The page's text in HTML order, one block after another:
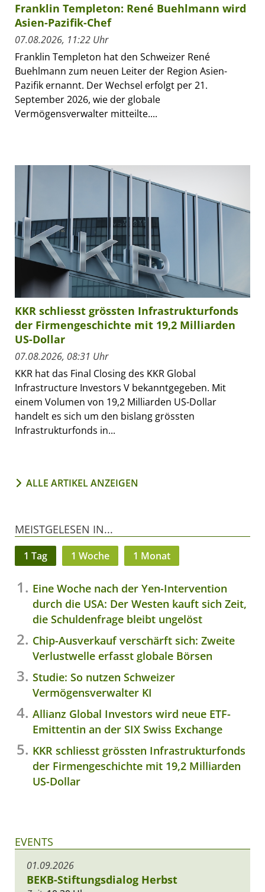
Franklin Templeton: René Buehlmann wird
Asien-Pazifik-Chef
07.08.2026, 11:22 Uhr
Franklin Templeton hat den Schweizer René
Buehlmann zum neuen Leiter der Region Asien-
Pazifik ernannt. Der Wechsel erfolgt per 21.
September 2026, wie der globale
Vermögensverwalter mitteilte....
KKR schliesst grössten Infrastrukturfonds
der Firmengeschichte mit 19,2 Milliarden
US-Dollar
07.08.2026, 08:31 Uhr
KKR hat das Final Closing des KKR Global
Infrastructure Investors V bekanntgegeben. Mit
einem Volumen von 19,2 Milliarden US-Dollar
handelt es sich um den bislang grössten
Infrastrukturfonds in...
ALLE ARTIKEL ANZEIGEN
MEISTGELESEN IN...
1 Tag 1 Woche 1 Monat
Eine Woche nach der Yen-Intervention
durch die USA: Der Westen kauft sich Zeit,
die Schuldenfrage bleibt ungelöst
Chip-Ausverkauf verschärft sich: Zweite
Verlustwelle erfasst globale Börsen
Studie: So nutzen Schweizer
Vermögensverwalter KI
Allianz Global Investors wird neue ETF-
Emittentin an der SIX Swiss Exchange
KKR schliesst grössten Infrastrukturfonds
der Firmengeschichte mit 19,2 Milliarden
US-Dollar
EVENTS
01.09.2026
BEKB-Stiftungsdialog Herbst